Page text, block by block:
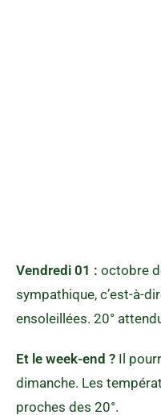
Vendredi 01 : octobre
sympathique, c’est-à-
ensoleillées. 20°
Et le week-end ? Il
dimanche. Les
proches des 20°.